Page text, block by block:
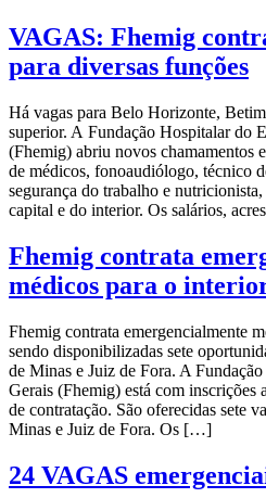
VAGAS: Fhemig
para diversas funções
Há vagas para Belo Horizonte,
superior. A Fundação Hospitalar do
(Fhemig) abriu novos chamamentos
de médicos, fonoaudiólogo, técnico
segurança do trabalho e
capital e do interior. Os salários,
Fhemig contrata
médicos para o
Fhemig contrata emergencialmente
sendo disponibilizadas sete
de Minas e Juiz de Fora. A
Gerais (Fhemig) está com inscrições
de contratação. São oferecidas sete
Minas e Juiz de Fora. Os […]
24 VAGAS